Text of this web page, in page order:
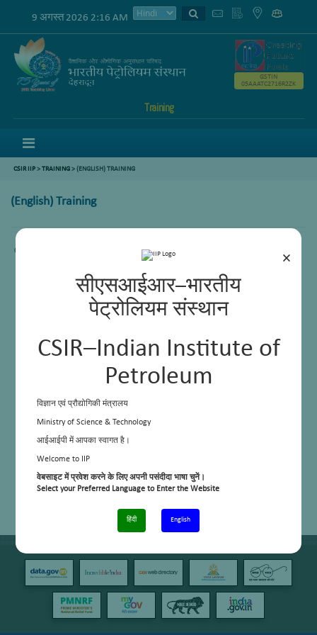
×
सीएसआईआर–भारतीय
पेट्रोलियम संस्थान
CSIR–Indian Institute of
Petroleum
विज्ञान एवं प्रौद्योगिकी मंत्रालय
Ministry of Science & Technology
आईआईपी में आपका स्वागत है।
Welcome to IIP
वेबसाइट में प्रवेश करने के लिए अपनी पसंदीदा भाषा चुनें।
Select your Preferred Language to Enter the Website
हिंदी English
9 अगस्त 2026 2:16 AM
Training
GSTIN
05AAATC2716R2ZK
CSIR IIP>TRAINING> (ENGLISH) TRAINING
(English) Training
Content not available.